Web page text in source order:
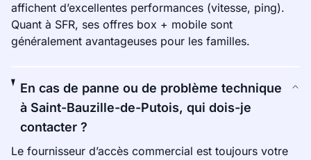
affichent d’excellentes performances (vitesse, ping).
Quant à SFR, ses offres box + mobile sont
généralement avantageuses pour les familles.
En cas de panne ou de problème technique
à Saint-Bauzille-de-Putois, qui dois-je
contacter ?
Le fournisseur d’accès commercial est toujours votre